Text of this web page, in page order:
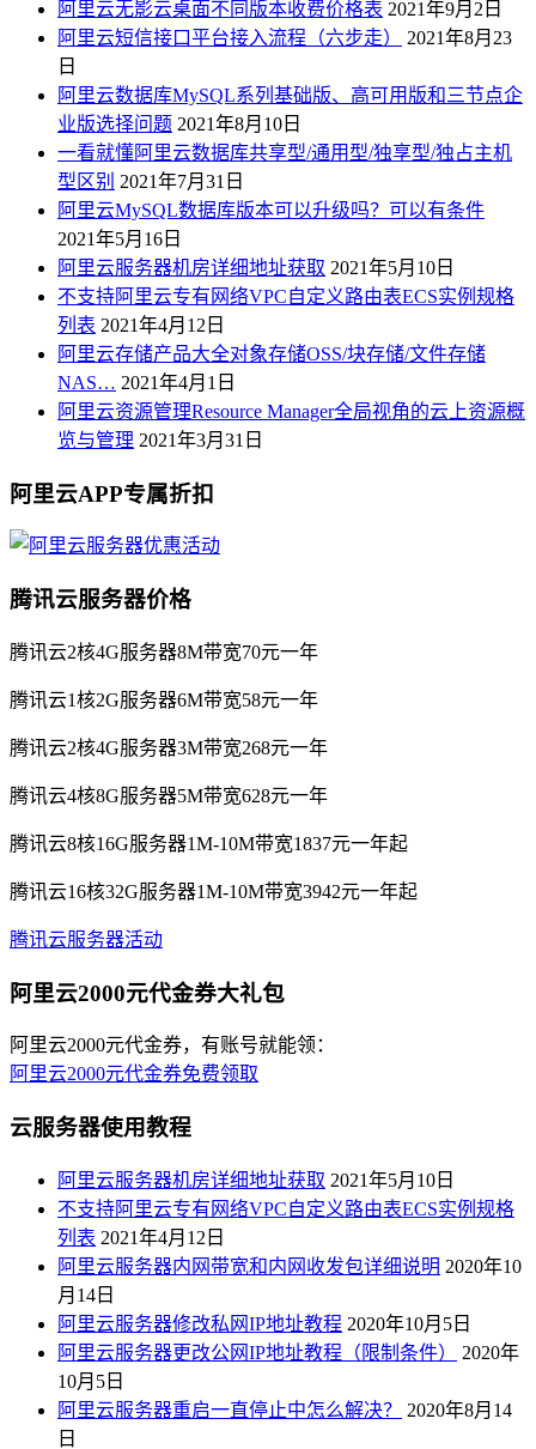
阿里云无影云桌面不同版本收费价格表 2021年9月2日
阿里云短信接口平台接入流程（六步走）
2021年8月23
日
阿里云数据库MySQL系列基础版、高可用版和三节点企
业版选择问题 2021年8月10日
一看就懂阿里云数据库共享型/通用型/独享型/独占主机
型区别 2021年7月31日
阿里云MySQL数据库版本可以升级吗？可以有条件
2021年5月16日
阿里云服务器机房详细地址获取 2021年5月10日
不支持阿里云专有网络VPC自定义路由表ECS实例规格
列表 2021年4月12日
阿里云存储产品大全对象存储OSS/块存储/文件存储
NAS… 2021年4月1日
阿里云资源管理Resource Manager全局视角的云上资源概
览与管理 2021年3月31日
阿里云APP专属折扣
腾讯云服务器价格
腾讯云2核4G服务器8M带宽70元一年
腾讯云1核2G服务器6M带宽58元一年
腾讯云2核4G服务器3M带宽268元一年
腾讯云4核8G服务器5M带宽628元一年
腾讯云8核16G服务器1M-10M带宽1837元一年起
腾讯云16核32G服务器1M-10M带宽3942元一年起
腾讯云服务器活动
阿里云2000元代金券大礼包
阿里云2000元代金券，有账号就能领：
阿里云2000元代金券免费领取
云服务器使用教程
阿里云服务器机房详细地址获取 2021年5月10日
不支持阿里云专有网络VPC自定义路由表ECS实例规格
列表 2021年4月12日
阿里云服务器内网带宽和内网收发包详细说明 2020年10
月14日
阿里云服务器修改私网IP地址教程 2020年10月5日
阿里云服务器更改公网IP地址教程（限制条件）
2020年
10月5日
阿里云服务器重启一直停止中怎么解决？
2020年8月14
日